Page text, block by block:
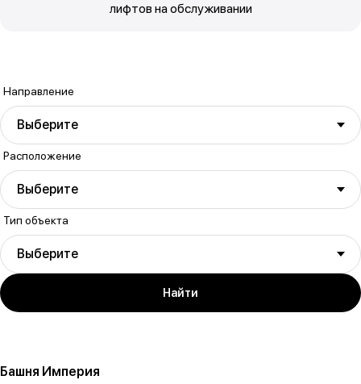
лифтов на обслуживании
Направление
Выберите
Расположение
Выберите
Тип объекта
Выберите
Найти
Башня Империя